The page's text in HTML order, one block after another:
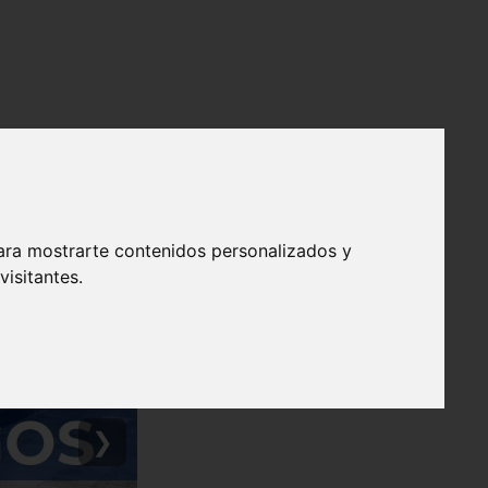
mostrarte contenidos personalizados y
❯